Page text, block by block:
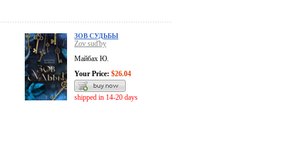
ЗОВ СУДЬБЫ
Zov sud'by
Майбах Ю.
Your Price: $26.04
shipped in 14-20 days